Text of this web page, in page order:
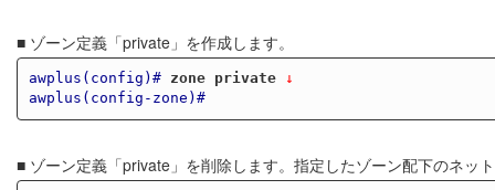
■ ゾーン定義「private」を作成します。
awplus(config)# zone private ↓
awplus(config-zone)#
■ ゾーン定義「private」を削除します。指定したゾーン配下のネッ